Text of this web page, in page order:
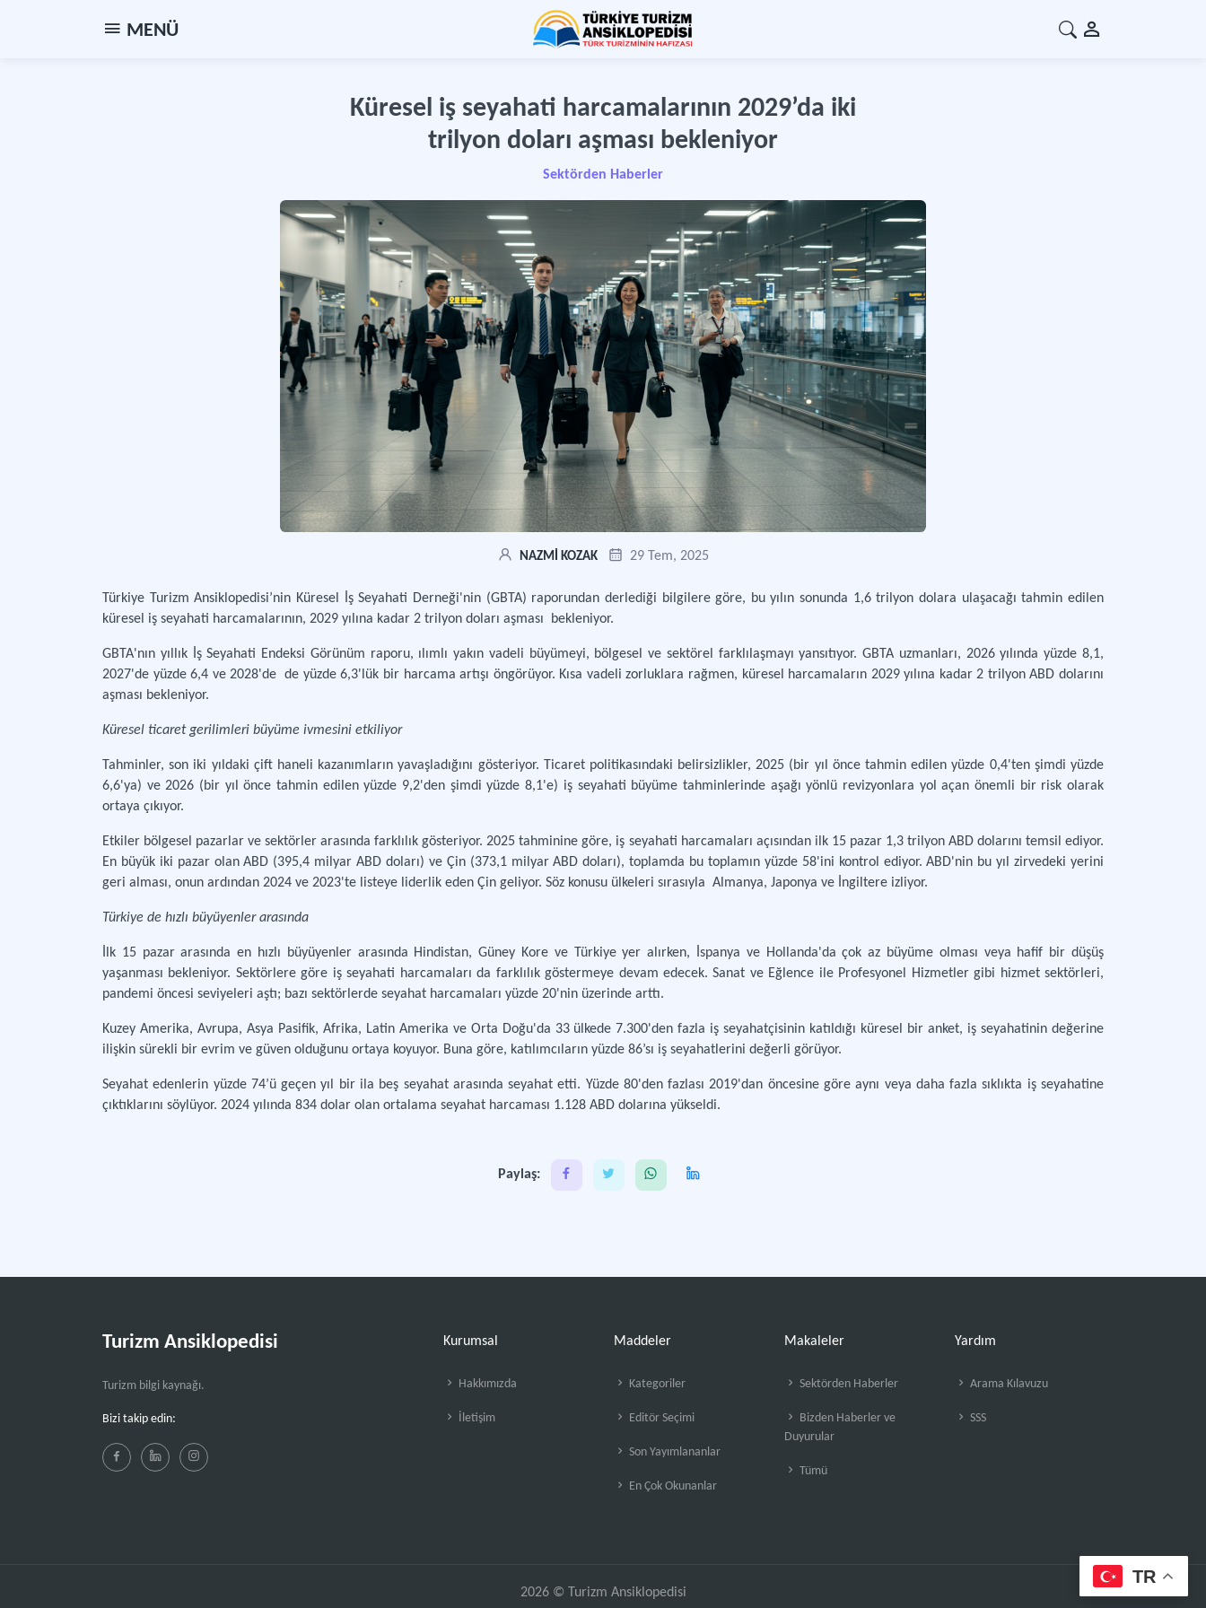
MENÜ
Küresel iş seyahati harcamalarının 2029’da iki
trilyon doları aşması bekleniyor
Sektörden Haberler
NAZMİ KOZAK 29 Tem, 2025
Türkiye Turizm Ansiklopedisi’nin Küresel İş Seyahati Derneği'nin (GBTA) raporundan derlediği bilgilere göre, bu yılın sonunda 1,6 trilyon dolara ulaşacağı tahmin edilen
küresel iş seyahati harcamalarının, 2029 yılına kadar 2 trilyon doları aşması
bekleniyor.
GBTA'nın yıllık İş Seyahati Endeksi Görünüm raporu, ılımlı yakın vadeli büyümeyi, bölgesel ve sektörel farklılaşmayı yansıtıyor. GBTA uzmanları, 2026 yılında yüzde 8,1,
2027'de yüzde 6,4 ve 2028'de de yüzde 6,3'lük bir harcama artışı öngörüyor. Kısa vadeli zorluklara rağmen, küresel harcamaların 2029 yılına kadar 2 trilyon ABD dolarını
aşması bekleniyor.
Küresel ticaret gerilimleri büyüme ivmesini etkiliyor
Tahminler, son iki yıldaki çift haneli kazanımların yavaşladığını gösteriyor. Ticaret politikasındaki belirsizlikler, 2025 (bir yıl önce tahmin edilen yüzde 0,4'ten şimdi yüzde
6,6'ya) ve 2026 (bir yıl önce tahmin edilen yüzde 9,2'den şimdi yüzde 8,1'e) iş seyahati büyüme tahminlerinde aşağı yönlü revizyonlara yol açan önemli bir risk olarak
ortaya çıkıyor.
Etkiler bölgesel pazarlar ve sektörler arasında farklılık gösteriyor. 2025 tahminine göre, iş seyahati harcamaları açısından ilk 15 pazar 1,3 trilyon ABD dolarını temsil ediyor.
En büyük iki pazar olan ABD (395,4 milyar ABD doları) ve Çin (373,1 milyar ABD doları), toplamda bu toplamın yüzde 58'ini kontrol ediyor. ABD'nin bu yıl zirvedeki yerini
geri alması, onun ardından 2024 ve 2023'te listeye liderlik eden Çin geliyor. Söz konusu ülkeleri sırasıyla Almanya, Japonya ve İngiltere izliyor.
Türkiye de hızlı büyüyenler arasında
İlk 15 pazar arasında en hızlı büyüyenler arasında Hindistan, Güney Kore ve Türkiye yer alırken, İspanya ve Hollanda'da çok az büyüme olması veya hafif bir düşüş
yaşanması bekleniyor. Sektörlere göre iş seyahati harcamaları da farklılık göstermeye devam edecek. Sanat ve Eğlence ile Profesyonel Hizmetler gibi hizmet sektörleri,
pandemi öncesi seviyeleri aştı; bazı sektörlerde seyahat harcamaları yüzde 20'nin üzerinde arttı.
Kuzey Amerika, Avrupa, Asya Pasifik, Afrika, Latin Amerika ve Orta Doğu'da 33 ülkede 7.300'den fazla iş seyahatçisinin katıldığı küresel bir anket, iş seyahatinin değerine
ilişkin sürekli bir evrim ve güven olduğunu ortaya koyuyor. Buna göre, katılımcıların yüzde 86’sı iş seyahatlerini değerli görüyor.
Seyahat edenlerin yüzde 74’ü geçen yıl bir ila beş seyahat arasında seyahat etti. Yüzde 80'den fazlası 2019'dan öncesine göre aynı veya daha fazla sıklıkta iş seyahatine
çıktıklarını söylüyor. 2024 yılında 834 dolar olan ortalama seyahat harcaması 1.128 ABD dolarına yükseldi.
Paylaş:
Turizm Ansiklopedisi
Turizm bilgi kaynağı.
Bizi takip edin:
Kurumsal
Hakkımızda
İletişim
Maddeler
Kategoriler
Editör Seçimi
Son Yayımlananlar
En Çok Okunanlar
Makaleler
Sektörden Haberler
Bizden Haberler ve
Duyurular
Tümü
Yardım
Arama Kılavuzu
SSS
2026 © Turizm Ansiklopedisi
TR